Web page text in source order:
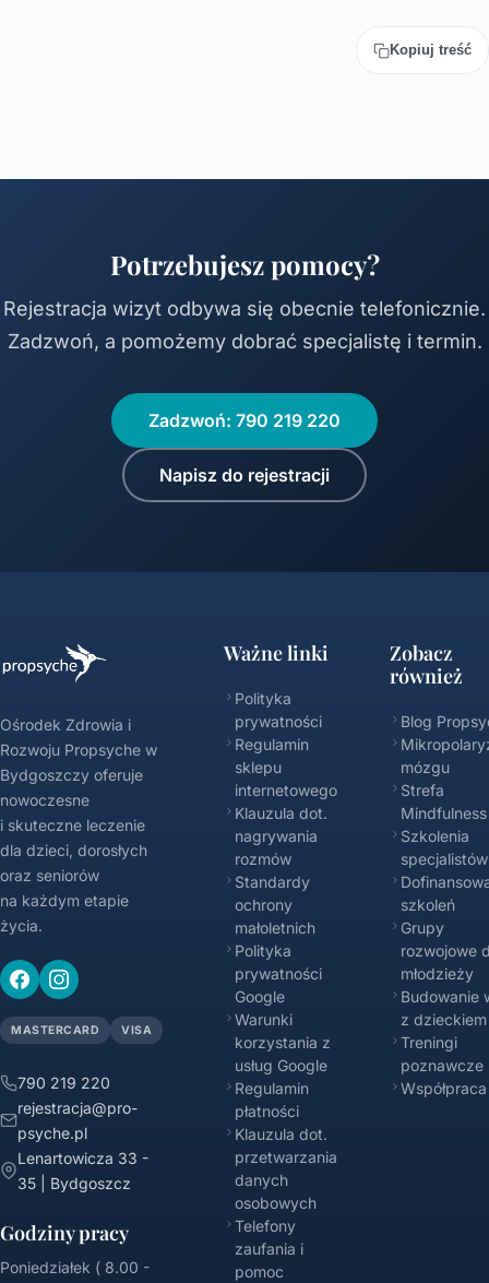
Kopiuj treść
Potrzebujesz pomocy?
Rejestracja wizyt odbywa się obecnie telefonicznie.
Zadzwoń, a pomożemy dobrać specjalistę i termin.
Zadzwoń: 790 219 220
Napisz do rejestracji
Ośrodek Zdrowia i
Rozwoju Propsyche w
Bydgoszczy oferuje
nowoczesne
i skuteczne leczenie
dla dzieci, dorosłych
oraz seniorów
na każdym etapie
życia.
MASTERCARD VISA
790 219 220
rejestracja@pro-
psyche.pl
Lenartowicza 33 -
35 | Bydgoszcz
Godziny pracy
Poniedziałek ( 8.00 -
Ważne linki
Polityka
prywatności
Regulamin
sklepu
internetowego
Klauzula dot.
nagrywania
rozmów
Standardy
ochrony
małoletnich
Polityka
prywatności
Google
Warunki
korzystania z
usług Google
Regulamin
płatności
Klauzula dot.
przetwarzania
danych
osobowych
Telefony
zaufania i
pomoc
Zobacz
również
Blog
mózgu
Strefa
Mindfulness
Szkolenia
specjalistów
szkoleń
Grupy
rozwojowe
młodzieży
Budowanie
z dzieckiem
Treningi
poznawcze
Współpraca